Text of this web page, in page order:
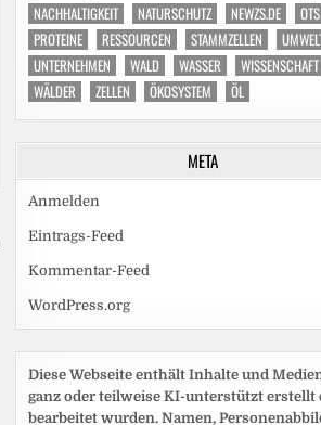
NACHHALTIGKEIT
NATURSCHUTZ NEWZS.DE
OTS
PROTEINE
RESSOURCEN STAMMZELLEN
UNTERNEHMEN
WALD WASSER
WISSENSCHAFT
WÄLDER
ZELLEN ÖKOSYSTEM ÖL
META
Anmelden
Eintrags-Feed
Kommentar-Feed
WordPress.org
Diese Webseite enthält Inhalte und
ganz oder teilweise KI-unterstützt erstellt
bearbeitet wurden. Namen,